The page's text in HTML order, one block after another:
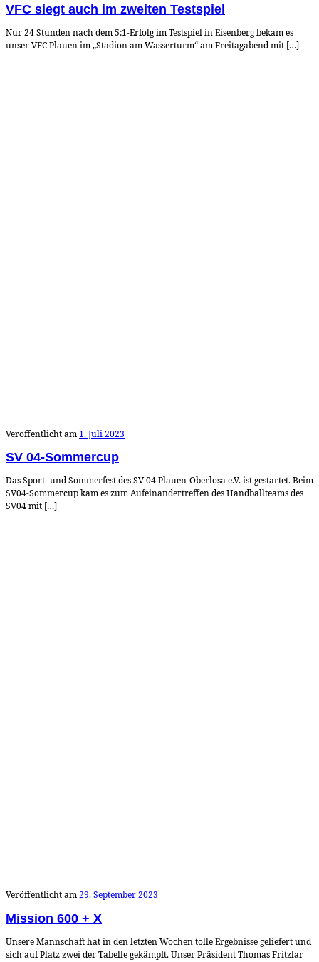
VFC siegt auch im zweiten Testspiel
Nur 24 Stunden nach dem 5:1-Erfolg im Testspiel in Eisenberg bekam es
unser VFC Plauen im „Stadion am Wasserturm“ am Freitagabend mit […]
Veröffentlicht am 1. Juli 2023
SV 04-Sommercup
Das Sport- und Sommerfest des SV 04 Plauen-Oberlosa e.V. ist gestartet. Beim
SV04-Sommercup kam es zum Aufeinandertreffen des Handballteams des
SV04 mit […]
Veröffentlicht am29. September 2023
Mission 600 + X
Unsere Mannschaft hat in den letzten Wochen tolle Ergebnisse geliefert und
sich auf Platz zwei der Tabelle gekämpft. Unser Präsident Thomas Fritzlar